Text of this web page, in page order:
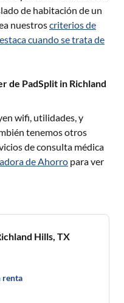
de habitación de un
nuestroscriterios de
cuando se trata de
de PadSplit in Richland
wifi, utilidades, y
tenemos otros
de consulta médica
de Ahorro para ver
Hills, TX
renta